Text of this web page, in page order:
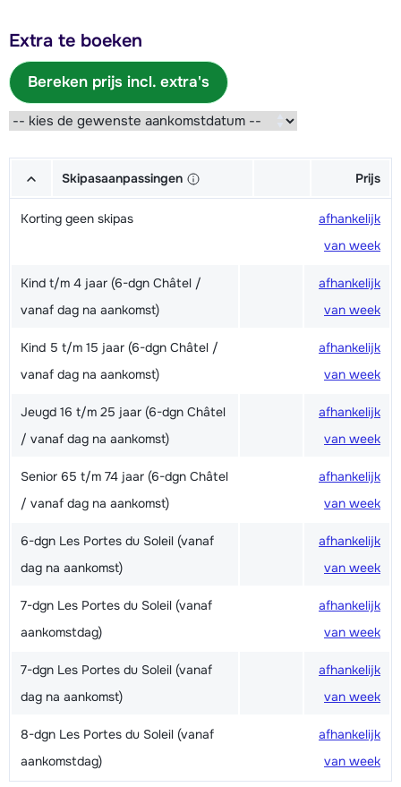
Extra te boeken
Bereken prijs incl. extra's
Skipasaanpassingen Prijs
Korting geen skipas
afhankelijk
van week
Kind t/m 4 jaar (6-dgn Châtel /
vanaf dag na aankomst)
afhankelijk
van week
Kind 5 t/m 15 jaar (6-dgn Châtel /
vanaf dag na aankomst)
afhankelijk
van week
Jeugd 16 t/m 25 jaar (6-dgn Châtel
/ vanaf dag na aankomst)
afhankelijk
van week
Senior 65 t/m 74 jaar (6-dgn Châtel
/ vanaf dag na aankomst)
afhankelijk
van week
6-dgn Les Portes du Soleil (vanaf
dag na aankomst)
afhankelijk
van week
7-dgn Les Portes du Soleil (vanaf
aankomstdag)
afhankelijk
van week
7-dgn Les Portes du Soleil (vanaf
dag na aankomst)
afhankelijk
van week
8-dgn Les Portes du Soleil (vanaf
aankomstdag)
afhankelijk
van week